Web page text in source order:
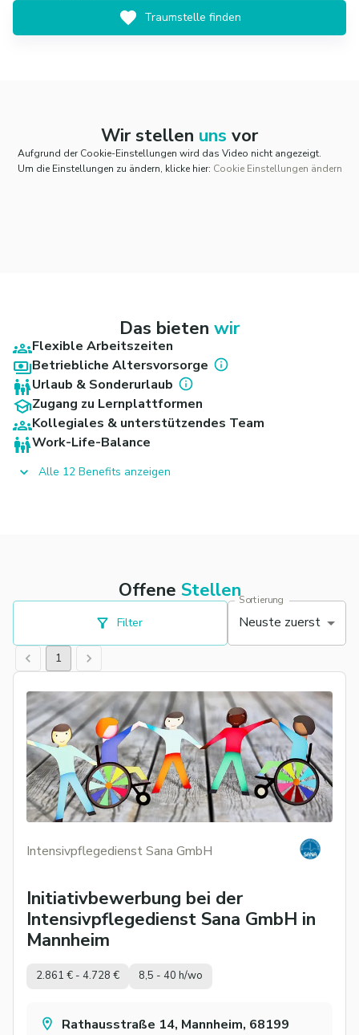
Traumstelle finden
Wir stellen uns vor
Aufgrund der Cookie-Einstellungen wird das Video nicht angezeigt.
Um die Einstellungen zu ändern, klicke hier: Cookie Einstellungen ändern
Das bieten wir
Flexible Arbeitszeiten
Betriebliche Altersvorsorge
Urlaub & Sonderurlaub
Zugang zu Lernplattformen
Kollegiales & unterstützendes Team
Work-Life-Balance
Alle 12 Benefits anzeigen
Offene Stellen
Filter
Sortierung
Neuste zuerst
1
Intensivpflegedienst Sana GmbH
Initiativbewerbung bei der
Intensivpflegedienst Sana GmbH in
Mannheim
2.861 € - 4.728 € 8,5 - 40 h/wo
Rathausstraße 14, Mannheim, 68199